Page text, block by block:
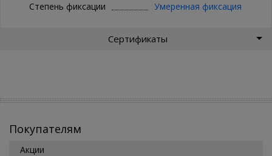
Степень фиксации
Умеренная фиксация
Сертификаты
Покупателям
Акции